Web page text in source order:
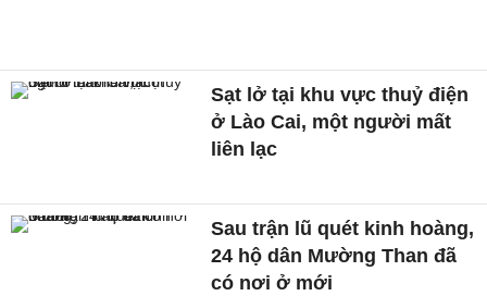
Sạt lở tại khu vực thuỷ điện
ở Lào Cai, một người mất
liên lạc
Sau trận lũ quét kinh hoàng,
24 hộ dân Mường Than đã
có nơi ở mới